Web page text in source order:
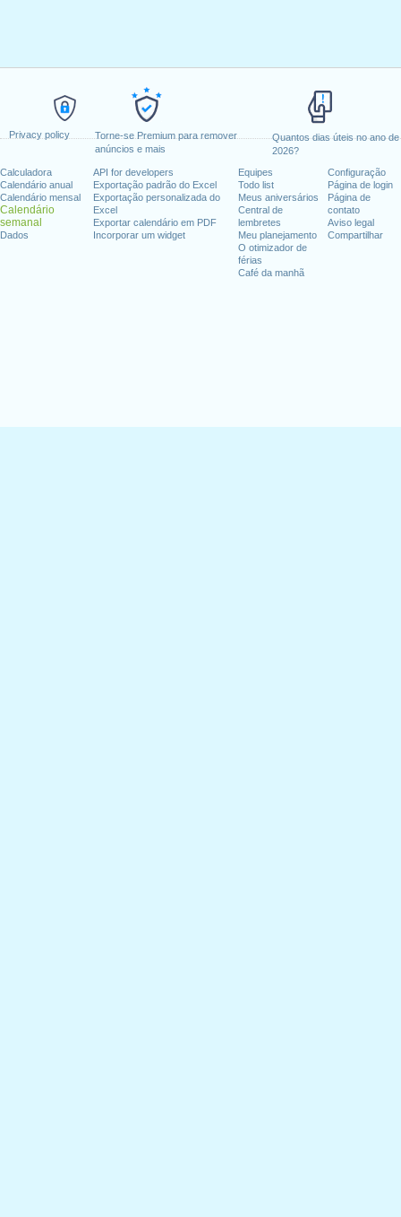
Privacy policy
Torne-se Premium para remover
anúncios e mais
Quantos dias úteis no ano de
2026?
Calculadora
Calendário anual
Calendário mensal
Calendário
semanal
Dados
API for developers
Exportação padrão do Excel
Exportação personalizada do
Excel
Exportar calendário em PDF
Incorporar um widget
Equipes
Todo list
Meus aniversários
Central de
lembretes
Meu planejamento
O otimizador de
férias
Café da manhã
Configuração
Página de login
Página de
contato
Aviso legal
Compartilhar